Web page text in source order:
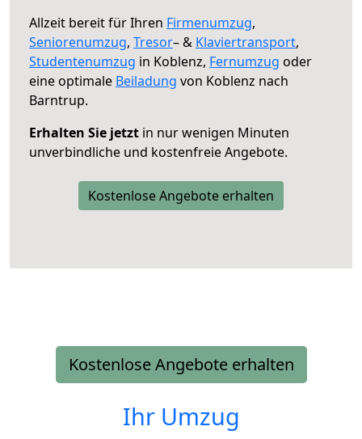
Allzeit bereit für Ihren Firmenumzug,
Seniorenumzug, Tresor– & Klaviertransport,
Studentenumzug in Koblenz, Fernumzug oder
eine optimale Beiladung von Koblenz nach
Barntrup.
Erhalten Sie jetzt in nur wenigen Minuten
unverbindliche und kostenfreie Angebote.
Kostenlose Angebote erhalten
Kostenlose Angebote erhalten
Ihr Umzug